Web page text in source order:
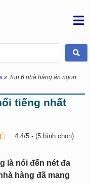
» Top 6 nhà hàng ăn ngon
tiếng nhất
4.4/5 - (5 bình chọn)
là nói đến nét đa
hàng đã mang